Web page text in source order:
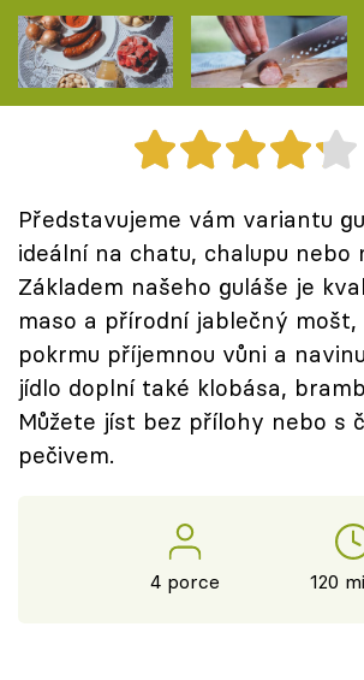
Těhotnej kuchař
Sledujte prima+
Přihlášení
Sledujte nás
Představujeme vám variantu
ideální na chatu, chalupu nebo
Základem našeho guláše je
maso a přírodní jablečný
pokrmu příjemnou vůni a
jídlo doplní také klobása,
Můžete jíst bez přílohy nebo s
pečivem.
4 porce 120